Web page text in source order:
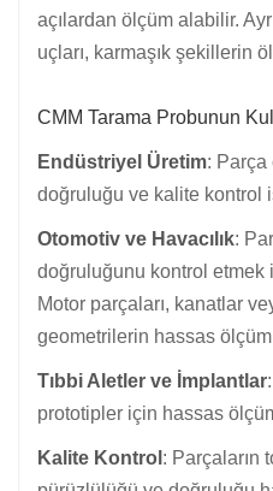
açılardan ölçüm alabilir.
uçları, karmaşık şekillerin
CMM Tarama Probunun
Endüstriyel Üretim: Parça
doğruluğu ve kalite kontrol
Otomotiv ve Havacılık:
doğruluğunu kontrol etmek
Motor parçaları, kanatlar
geometrilerin hassas
Tıbbi Aletler ve İmplantlar
prototipler için hassas
Kalite Kontrol : Parçaların